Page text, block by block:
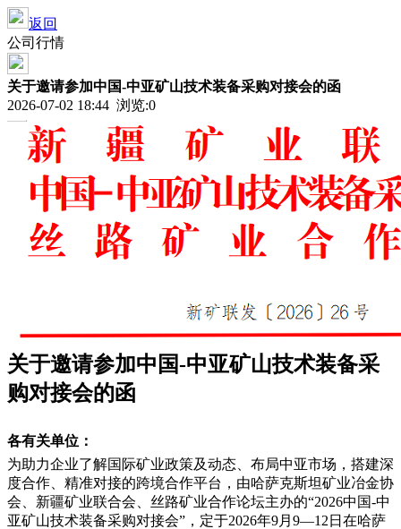
返回
公司行情
关于邀请参加中国-中亚矿山技术装备采购对接会的函
2026-07-02 18:44 浏览:0
关于邀请参加中国-中亚矿山技术装备采
购对接会的函
各有关单位：
为助力企业了解国际矿业政策及动态、布局中亚市场，搭建深
度合作、精准对接的跨境合作平台，由哈萨克斯坦矿业冶金协
会、新疆矿业联合会、丝路矿业合作论坛主办的“2026中国-中
亚矿山技术装备采购对接会”，定于2026年9月9—12日在哈萨